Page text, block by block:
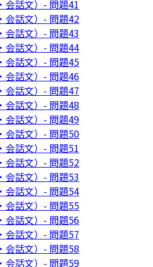
会話文）- 問題41
会話文）- 問題42
会話文）- 問題43
会話文）- 問題44
会話文）- 問題45
会話文）- 問題46
会話文）- 問題47
会話文）- 問題48
会話文）- 問題49
会話文）- 問題50
会話文）- 問題51
会話文）- 問題52
会話文）- 問題53
会話文）- 問題54
会話文）- 問題55
会話文）- 問題56
会話文）- 問題57
会話文）- 問題58
会話文）- 問題59